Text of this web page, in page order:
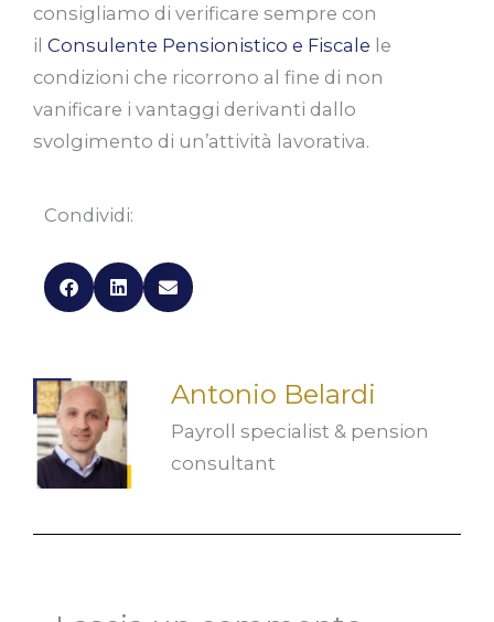
consigliamo di verificare sempre con
il Consulente Pensionistico e Fiscale le
condizioni che ricorrono al fine di non
vanificare i vantaggi derivanti dallo
svolgimento di un’attività lavorativa.
Condividi:
Antonio Belardi
Payroll specialist & pension
consultant